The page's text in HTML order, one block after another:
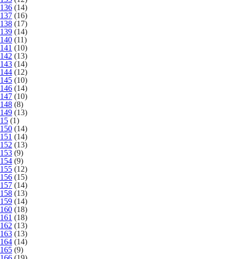
136 (14)
137 (16)
138 (17)
139 (14)
140 (11)
141 (10)
142 (13)
143 (14)
144 (12)
145 (10)
146 (14)
147 (10)
148 (8)
149 (13)
15 (1)
150 (14)
151 (14)
152 (13)
153 (9)
154 (9)
155 (12)
156 (15)
157 (14)
158 (13)
159 (14)
160 (18)
161 (18)
162 (13)
163 (13)
164 (14)
165 (9)